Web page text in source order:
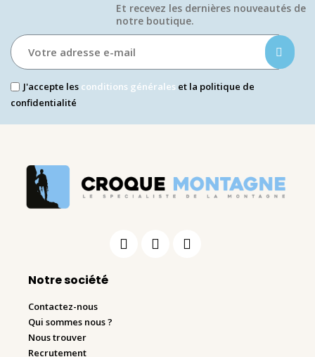
Et recevez les dernières nouveautés de
notre boutique.​
J'accepte les conditions générales et la politique de
confidentialité
Notre société
Contactez-nous
Qui sommes nous ?
Nous trouver
Recrutement